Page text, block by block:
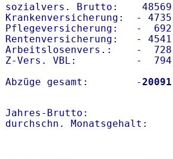
sozialvers. Brutto:
Krankenversicherung:  -
Pflegeversicherung:   -
Rentenversicherung:   -
Arbeitslosenvers.:    -
Z-Vers. VBL:          -
Abzüge gesamt:        -
Jahres-Brutto: